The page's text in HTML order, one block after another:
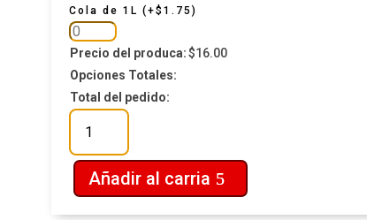
Cola de 1L (+$ 1.75 )
Precio del produca:$16.00
Opciones Totales:
Total del pedido:
Chicken
Bacon
Familiar
cantidad
Añadir al carria